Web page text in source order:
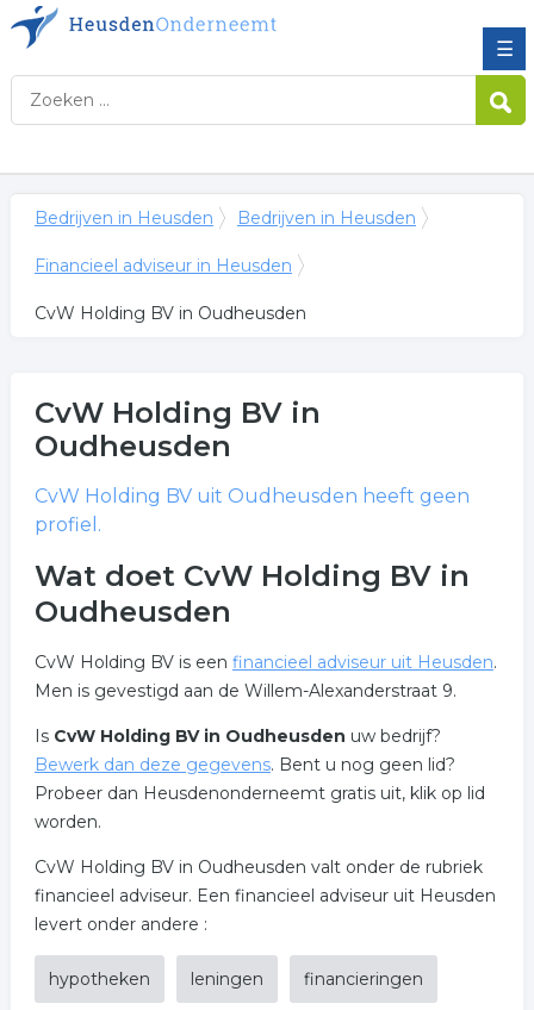
☰
Bedrijven in Heusden Bedrijven in Heusden
Financieel adviseur in Heusden
CvW Holding BV in Oudheusden
CvW Holding BVin
Oudheusden
CvW Holding BVuit Oudheusden heeft geen
profiel.
Wat doet CvW Holding BV in
Oudheusden
CvW Holding BV is een financieel adviseur uit Heusden.
Men is gevestigd aan de Willem-Alexanderstraat 9.
Is CvW Holding BV in Oudheusden uw bedrijf?
Bewerk dan deze gegevens. Bent u nog geen lid?
Probeer dan Heusdenonderneemt gratis uit, klik op lid
worden.
CvW Holding BV in Oudheusden valt onder de rubriek
financieel adviseur. Een financieel adviseur uit Heusden
levert onder andere :
hypotheken leningen financieringen